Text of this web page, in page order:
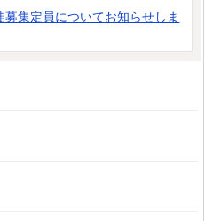
集定員についてお知らせしま